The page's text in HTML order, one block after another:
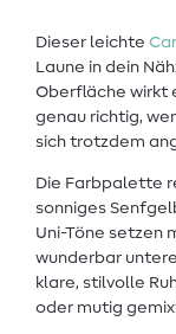
Dieser leichte
Laune in dein
Oberfläche wirkt
genau richtig,
sich trotzdem
Die Farbpalette
sonniges
Uni-Töne setzen
wunderbar
klare, stilvolle
oder mutig